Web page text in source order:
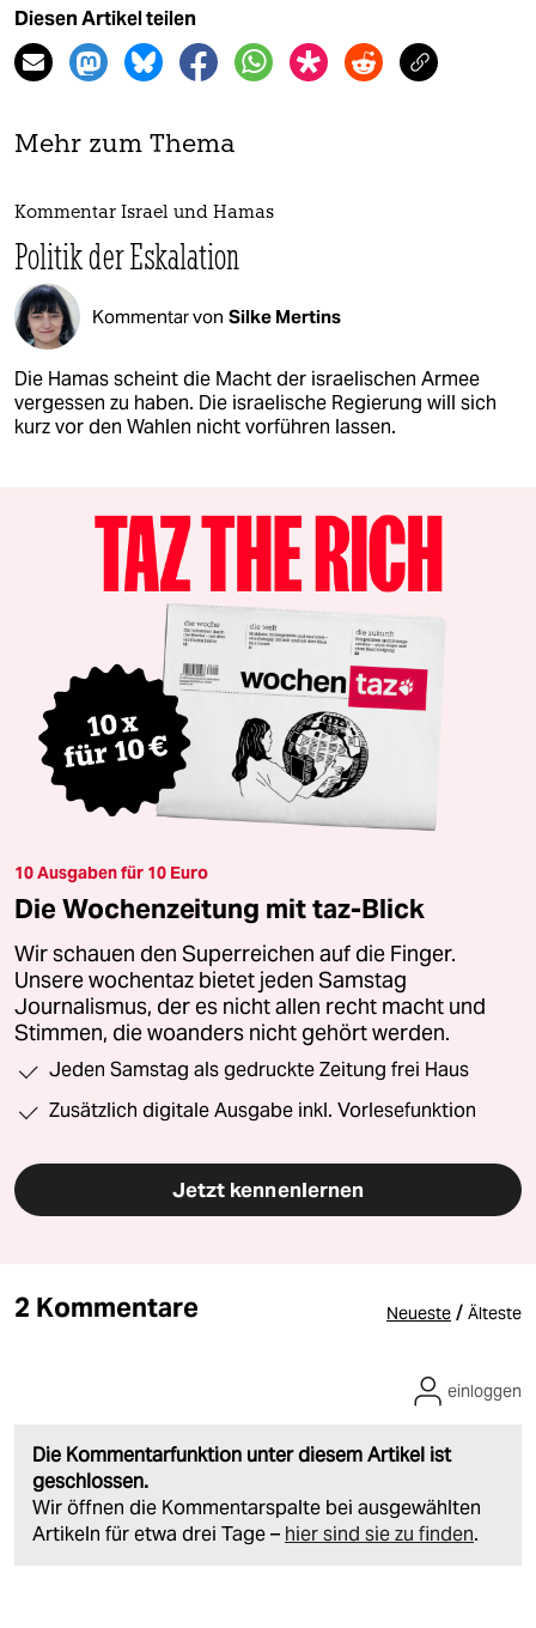
Diesen Artikel teilen
Mehr zum Thema
Kommentar Israel und Hamas
Politik der Eskalation
Kommentar von Silke Mertins
Die Hamas scheint die Macht der israelischen Armee
vergessen zu haben. Die israelische Regierung will sich
kurz vor den Wahlen nicht vorführen lassen.
10 Ausgaben für 10 Euro
Die Wochenzeitung mit taz-Blick
Wir schauen den Superreichen auf die Finger.
Unsere wochentaz bietet jeden Samstag
Journalismus, der es nicht allen recht macht und
Stimmen, die woanders nicht gehört werden.
Jeden Samstag als gedruckte Zeitung frei Haus
Zusätzlich digitale Ausgabe inkl. Vorlesefunktion
Jetzt kennenlernen
2 Kommentare Neueste / Älteste
Die Kommentarfunktion unter diesem Artikel ist
geschlossen.
Wir öffnen die Kommentarspalte bei ausgewählten
Artikeln für etwa drei Tage – hier sind sie zu finden.
einloggen